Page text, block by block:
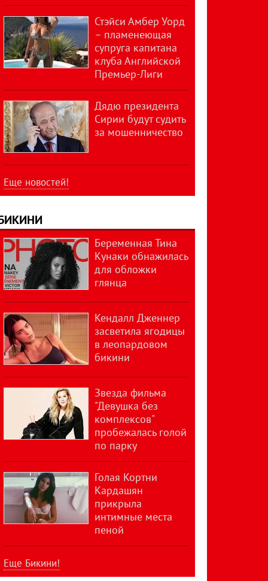
Стэйси Амбер Уорд
– пламенеющая
супруга капитана
клуба Английской
Премьер-Лиги
Дядю президента
Сирии будут судить
за мошенничество
Еще новостей!
Беременная Тина
Кунаки обнажилась
для обложки
глянца
Кендалл Дженнер
засветила ягодицы
в леопардовом
бикини
Звезда фильма
"Девушка без
комплексов"
пробежалась голой
по парку
Голая Кортни
Кардашян
прикрыла
интимные места
пеной
Еще Бикини!